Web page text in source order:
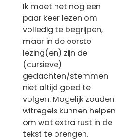
Ik moet het nog een
paar keer lezen om
volledig te begrijpen,
maar in de eerste
lezing(en) zijn de
(cursieve)
gedachten/stemmen
niet altijd goed te
volgen. Mogelijk zouden
witregels kunnen helpen
om wat extra rust in de
tekst te brengen.